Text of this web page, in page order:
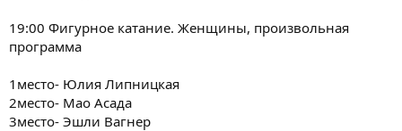
19:00 Фигурное катание. Женщины, произвольная
программа
1место- Юлия Липницкая
2место- Мао Асада
3место- Эшли Вагнер